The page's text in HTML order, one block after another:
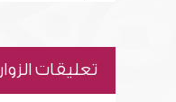
تعليقات الزوار